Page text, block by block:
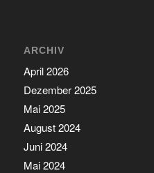
ARCHIV
April 2026
Dezember 2025
Mai 2025
August 2024
Juni 2024
Mai 2024